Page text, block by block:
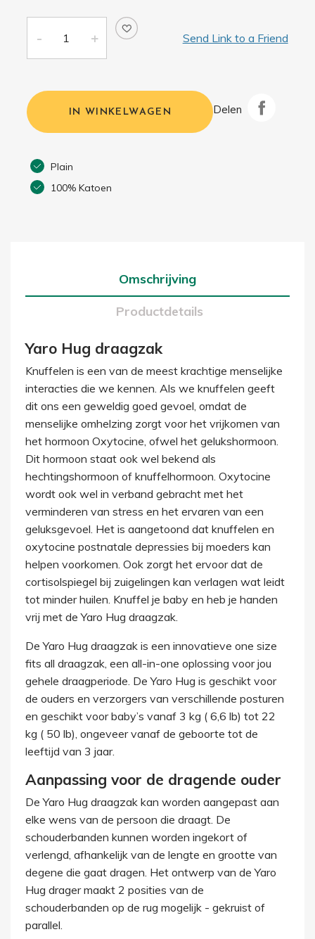
Send Link to a Friend
IN WINKELWAGEN Delen
Plain
100% Katoen
Omschrijving
Productdetails
Yaro Hug draagzak
Knuffelen is een van de meest krachtige menselijke
interacties die we kennen. Als we knuffelen geeft
dit ons een geweldig goed gevoel, omdat de
menselijke omhelzing zorgt voor het vrijkomen van
het hormoon Oxytocine, ofwel het gelukshormoon.
Dit hormoon staat ook wel bekend als
hechtingshormoon of knuffelhormoon. Oxytocine
wordt ook wel in verband gebracht met het
verminderen van stress en het ervaren van een
geluksgevoel. Het is aangetoond dat knuffelen en
oxytocine postnatale depressies bij moeders kan
helpen voorkomen. Ook zorgt het ervoor dat de
cortisolspiegel bij zuigelingen kan verlagen wat leidt
tot minder huilen. Knuffel je baby en heb je handen
vrij met de Yaro Hug draagzak.
De Yaro Hug draagzak is een innovatieve one size
fits all draagzak, een all-in-one oplossing voor jou
gehele draagperiode. De Yaro Hug is geschikt voor
de ouders en verzorgers van verschillende posturen
en geschikt voor baby’s vanaf 3 kg ( 6,6 lb) tot 22
kg ( 50 lb), ongeveer vanaf de geboorte tot de
leeftijd van 3 jaar.
Aanpassing voor de dragende ouder
De Yaro Hug draagzak kan worden aangepast aan
elke wens van de persoon die draagt. De
schouderbanden kunnen worden ingekort of
verlengd, afhankelijk van de lengte en grootte van
degene die gaat dragen. Het ontwerp van de Yaro
Hug drager maakt 2 posities van de
schouderbanden op de rug mogelijk - gekruist of
parallel.